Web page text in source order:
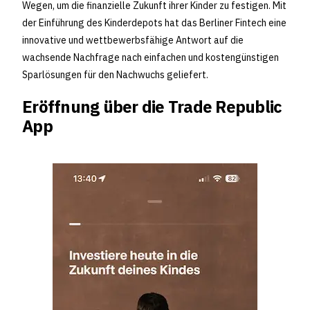
Wegen, um die finanzielle Zukunft ihrer Kinder zu festigen. Mit
der Einführung des Kinderdepots hat das Berliner Fintech eine
innovative und wettbewerbsfähige Antwort auf die
wachsende Nachfrage nach einfachen und kostengünstigen
Sparlösungen für den Nachwuchs geliefert.
Eröffnung über die Trade Republic
App